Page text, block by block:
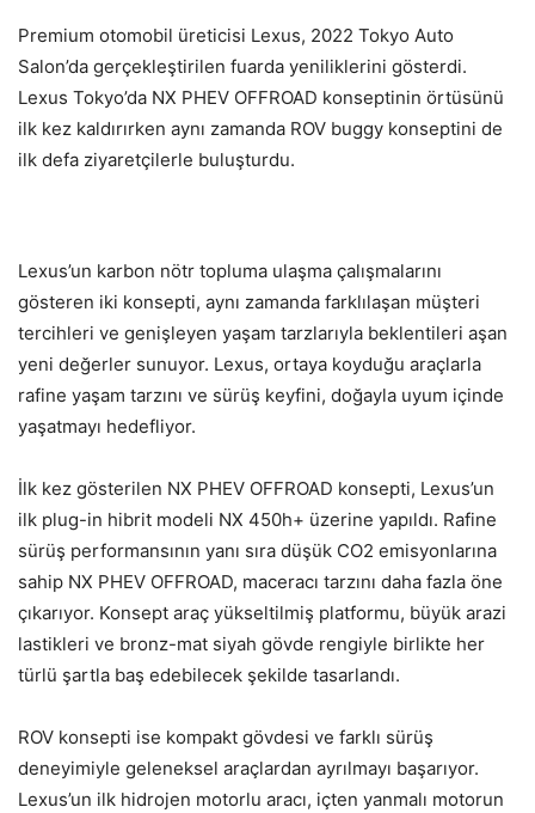
Premium otomobil üreticisi Lexus, 2022 Tokyo Auto
Salon’da gerçekleştirilen fuarda yeniliklerini gösterdi.
Lexus Tokyo’da NX PHEV OFFROAD konseptinin örtüsünü
ilk kez kaldırırken aynı zamanda ROV buggy konseptini de
ilk defa ziyaretçilerle buluşturdu.
Lexus’un karbon nötr topluma ulaşma çalışmalarını
gösteren iki konsepti, aynı zamanda farklılaşan müşteri
tercihleri ve genişleyen yaşam tarzlarıyla beklentileri aşan
yeni değerler sunuyor. Lexus, ortaya koyduğu araçlarla
rafine yaşam tarzını ve sürüş keyfini, doğayla uyum içinde
yaşatmayı hedefliyor.
İlk kez gösterilen NX PHEV OFFROAD konsepti, Lexus’un
ilk plug-in hibrit modeli NX 450h+ üzerine yapıldı. Rafine
sürüş performansının yanı sıra düşük CO2 emisyonlarına
sahip NX PHEV OFFROAD, maceracı tarzını daha fazla öne
çıkarıyor. Konsept araç yükseltilmiş platformu, büyük arazi
lastikleri ve bronz-mat siyah gövde rengiyle birlikte her
türlü şartla baş edebilecek şekilde tasarlandı.
ROV konsepti ise kompakt gövdesi ve farklı sürüş
deneyimiyle geleneksel araçlardan ayrılmayı başarıyor.
Lexus’un ilk hidrojen motorlu aracı, içten yanmalı motorun